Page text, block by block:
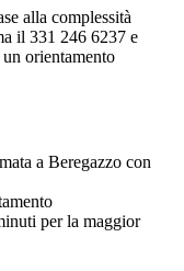
alla complessità
il 331 246 6237 e
orientamento
a Beregazzo con
per la maggior